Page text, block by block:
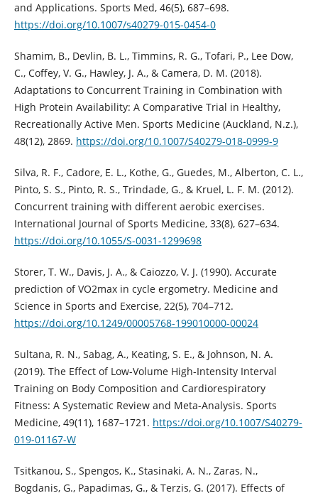
and Applications. Sports Med, 46(5), 687–698.
https://doi.org/10.1007/s40279-015-0454-0
Shamim, B., Devlin, B. L., Timmins, R. G., Tofari, P., Lee Dow,
C., Coffey, V. G., Hawley, J. A., & Camera, D. M. (2018).
Adaptations to Concurrent Training in Combination with
High Protein Availability: A Comparative Trial in Healthy,
Recreationally Active Men. Sports Medicine (Auckland, N.z.),
48(12), 2869. https://doi.org/10.1007/S40279-018-0999-9
Silva, R. F., Cadore, E. L., Kothe, G., Guedes, M., Alberton, C. L.,
Pinto, S. S., Pinto, R. S., Trindade, G., & Kruel, L. F. M. (2012).
Concurrent training with different aerobic exercises.
International Journal of Sports Medicine, 33(8), 627–634.
https://doi.org/10.1055/S-0031-1299698
Storer, T. W., Davis, J. A., & Caiozzo, V. J. (1990). Accurate
prediction of VO2max in cycle ergometry. Medicine and
Science in Sports and Exercise, 22(5), 704–712.
https://doi.org/10.1249/00005768-199010000-00024
Sultana, R. N., Sabag, A., Keating, S. E., & Johnson, N. A.
(2019). The Effect of Low-Volume High-Intensity Interval
Training on Body Composition and Cardiorespiratory
Fitness: A Systematic Review and Meta-Analysis. Sports
Medicine, 49(11), 1687–1721. https://doi.org/10.1007/S40279-
019-01167-W
Tsitkanou, S., Spengos, K., Stasinaki, A. N., Zaras, N.,
Bogdanis, G., Papadimas, G., & Terzis, G. (2017). Effects of